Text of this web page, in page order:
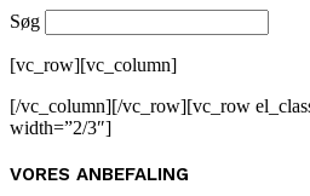
Søg
[vc_row][vc_column]
[/vc_column][/vc_row][vc_row
width=”2/3″]
VORES ANBEFALING